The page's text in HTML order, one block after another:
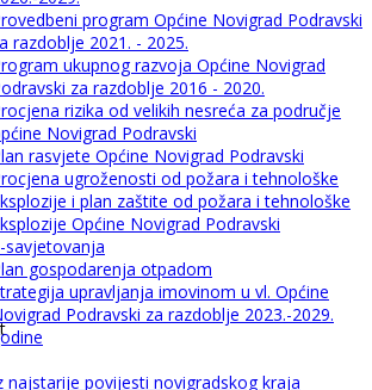
program Općine Novigrad Podravski
razdoblje 2021. - 2025.
ukupnog razvoja Općine Novigrad
za razdoblje 2016 - 2020.
rizika od velikih nesreća za područje
Novigrad Podravski
rasvjete Općine Novigrad Podravski
ugroženosti od požara i tehnološke
i plan zaštite od požara i tehnološke
Općine Novigrad Podravski
savjetovanja
gospodarenja otpadom
upravljanja imovinom u vl. Općine
Podravski za razdoblje 2023.-2029.
najstarije povijesti novigradskog kraja